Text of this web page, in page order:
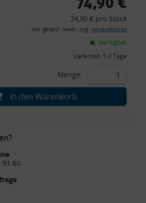
74,90 € pro Stück
inkl. gesetzl. MwSt., zzgl. Versandkosten
Verfügbar
Lieferzeit: 1-2 Tage
Menge:
In den Warenkorb
91 80